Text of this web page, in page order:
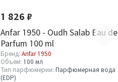
1 826 ₽
Anfar 1950 - Oudh Salab Eau de
Parfum 100 ml
Бренд: Anfar 1950
Объём: 100 мл
Тип парфюмерии: Парфюмерная вода
(EDP)